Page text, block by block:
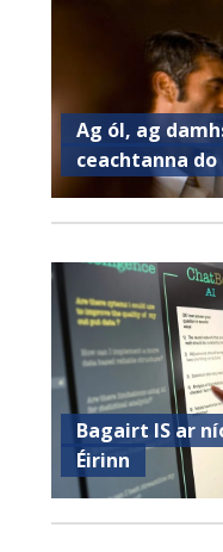
Ag ól, ag
ceachtanna
Bagairt IS ar
Éirinn